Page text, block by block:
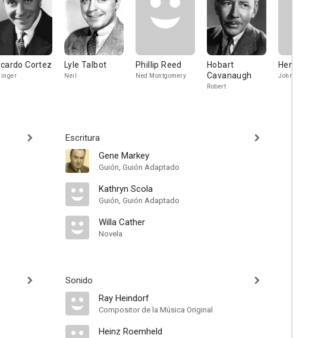
Cortez Lyle Talbot
Neil
Phillip Reed
Ned Montgomery
Hobart
Cavanaugh
Robert
Henry Kolker
John Ormsby
Escritura
Gene Markey
Guión, Guión Adaptado
Kathryn Scola
Guión, Guión Adaptado
Willa Cather
Novela
Sonido
Ray Heindorf
Compositor de la Música Original
Heinz Roemheld